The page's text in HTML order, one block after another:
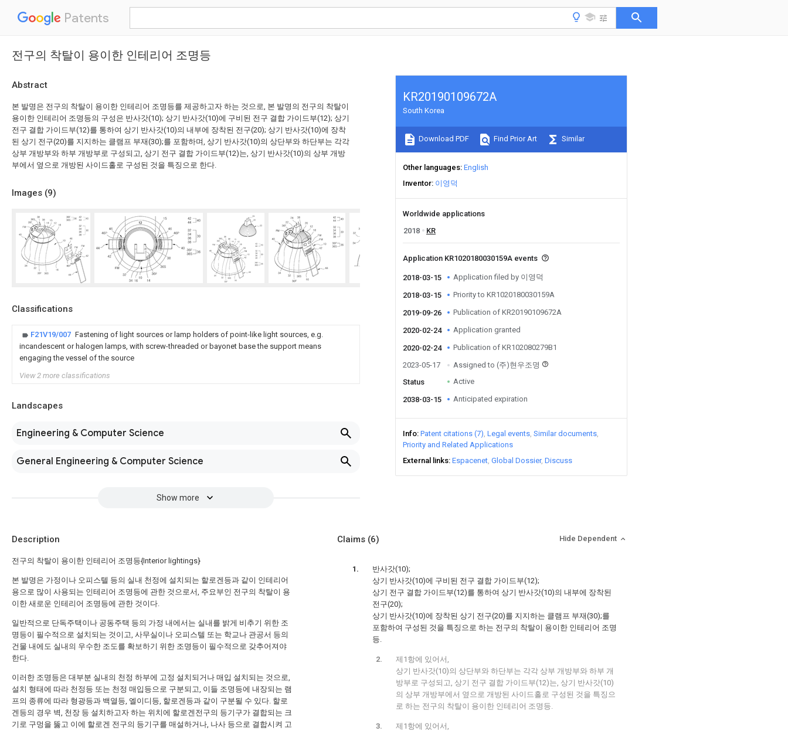
Patents
전구의 착탈이 용이한 인테리어 조명등
Abstract
본 발명은 전구의 착탈이 용이한 인테리어 조명등를 제공하고자 하는 것으로, 본 발명의 전구의 착탈이
용이한 인테리어 조명등의 구성은 반사갓(10); 상기 반사갓(10)에 구비된 전구 결합 가이드부(12); 상기
전구 결합 가이드부(12)를 통하여 상기 반사갓(10)의 내부에 장착된 전구(20); 상기 반사갓(10)에 장착
된 상기 전구(20)를 지지하는 클램프 부재(30);를 포함하며, 상기 반사갓(10)의 상단부와 하단부는 각각
상부 개방부와 하부 개방부로 구성되고, 상기 전구 결합 가이드부(12)는, 상기 반사갓(10)의 상부 개방
부에서 옆으로 개방된 사이드홀로 구성된 것을 특징으로 한다.
Images (9)
Classifications
F21V19/007 Fastening of light sources or lamp holders of point-like light sources, e.g.
incandescent or halogen lamps, with screw-threaded or bayonet base the support means
engaging the vessel of the source
View 2 more classifications
Landscapes
Engineering & Computer Science
General Engineering & Computer Science
Show more
KR20190109672A
South Korea
Download PDF Find Prior Art Similar
Other languages English
Inventor 이영덕
Worldwide applications
2018
KR
Application KR1020180030159A events
2018-03-15 Application filed by 이영덕
2018-03-15 Priority to KR1020180030159A
2019-09-26 Publication of KR20190109672A
2020-02-24 Application granted
2020-02-24
Publication of KR102080279B1
2023-05-17
Assigned to (주)현우조명
Status
Active
2038-03-15 Anticipated expiration
Info Patent citations (7) Legal events Similar documents
Priority and Related Applications
External links Espacenet Global Dossier Discuss
Description
전구의 착탈이 용이한 인테리어 조명등{Interior lightings}
본 발명은 가정이나 오피스텔 등의 실내 천정에 설치되는 할로겐등과 같이 인테리어
용으로 많이 사용되는 인테리어 조명등에 관한 것으로서, 주요부인 전구의 착탈이 용
이한 새로운 인테리어 조명등에 관한 것이다.
일반적으로 단독주택이나 공동주택 등의 가정 내에서는 실내를 밝게 비추기 위한 조
명등이 필수적으로 설치되는 것이고, 사무실이나 오피스텔 또는 학교나 관공서 등의
건물 내에도 실내의 우수한 조도를 확보하기 위한 조명등이 필수적으로 갖추어져야
한다.
이러한 조명등은 대부분 실내의 천정 하부에 고정 설치되거나 매입 설치되는 것으로,
설치 형태에 따라 천정등 또는 천정 매입등으로 구분되고, 이들 조명등에 내장되는 램
프의 종류에 따라 형광등과 백열등, 엘이디등, 할로겐등과 같이 구분될 수 있다. 할로
겐등의 경우 벽, 천장 등 설치하고자 하는 위치에 할로겐전구의 등기구가 결합되는 크
기로 구멍을 뚫고 이에 할로겐 전구의 등기구를 매설하거나, 나사 등으로 결합시켜 고
Claims (6) Hide Dependent
반사갓(10);
상기 반사갓(10)에 구비된 전구 결합 가이드부(12);
상기 전구 결합 가이드부(12)를 통하여 상기 반사갓(10)의 내부에 장착된
전구(20);
상기 반사갓(10)에 장착된 상기 전구(20)를 지지하는 클램프 부재(30);를
포함하여 구성된 것을 특징으로 하는 전구의 착탈이 용이한 인테리어 조명
등.
제1항에 있어서,
상기 반사갓(10)의 상단부와 하단부는 각각 상부 개방부와 하부 개
방부로 구성되고, 상기 전구 결합 가이드부(12)는, 상기 반사갓(10)
의 상부 개방부에서 옆으로 개방된 사이드홀로 구성된 것을 특징으
로 하는 전구의 착탈이 용이한 인테리어 조명등.
제1항에 있어서,